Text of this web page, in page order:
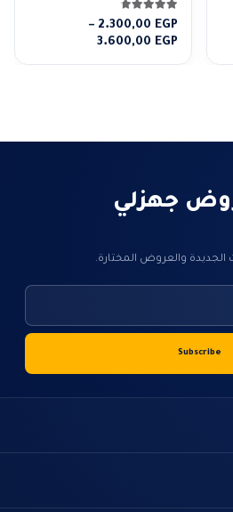
4.71 من 5
2.300,00 EGP
–
3.600,00 EGP
نطاق
جهزلي
والعروض المختارة.